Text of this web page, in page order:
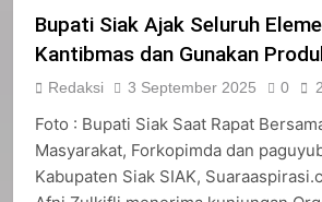
Bupati Siak Ajak Seluruh
Kantibmas dan Gunakan
Redaksi 3 September 2025 0
Foto : Bupati Siak Saat Rapat
Masyarakat, Forkopimda dan
Kabupaten Siak SIAK,